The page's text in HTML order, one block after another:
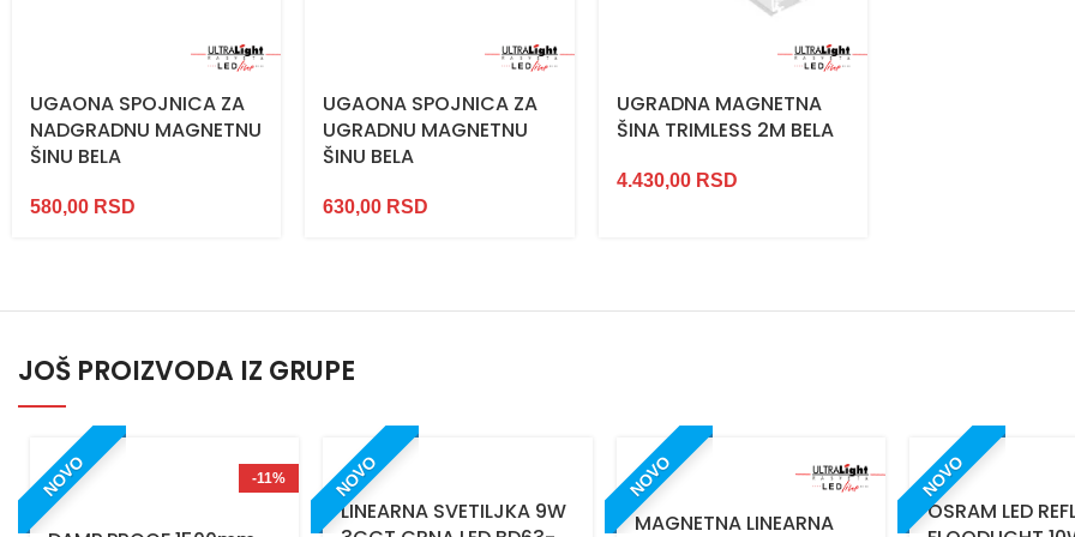
UGAONA SPOJNICA ZA
NADGRADNU MAGNETNU
ŠINU BELA
580,00 RSD
UGAONA SPOJNICA ZA
UGRADNU MAGNETNU
ŠINU BELA
630,00 RSD
UGRADNA MAGNETNA
ŠINA TRIMLESS 2M BELA
4.430,00 RSD
JOŠ PROIZVODA IZ GRUPE
-11%
NOVO
LINEARNA SVETILJKA 9W
NOVO
MAGNETNA LINEARNA
NOVO
OSRAM LED
NOVO